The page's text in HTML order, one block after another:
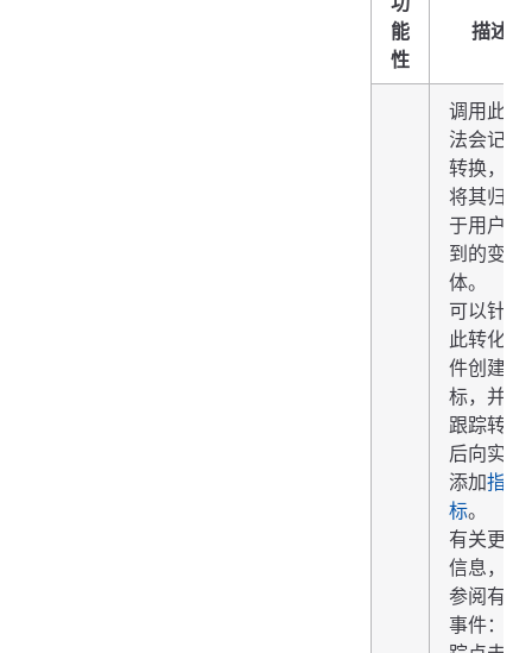
能
性
描述
调用此方
法会记录
转换，并
将其归因
于用户看
到的变
体。
可以针对
此转化事
件创建指
标，并在
跟踪转化
后向实验
添加指
标。
有关更多
信息，请
参阅有关
事件：跟